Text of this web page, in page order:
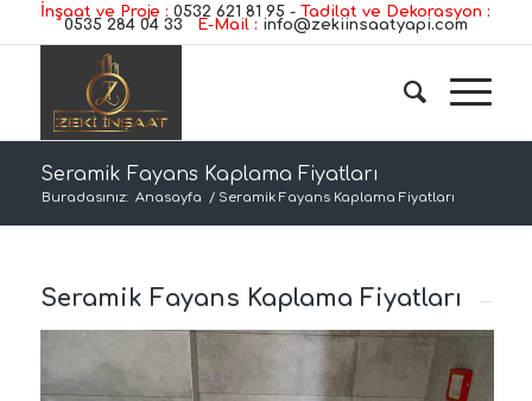
İnşaat ve Proje : 0532 621 81 95 - Tadilat ve Dekorasyon :
0535 284 04 33 E-Mail : info@zekiinsaatyapi.com
Seramik Fayans Kaplama Fiyatları
Buradasınız: Anasayfa / Seramik Fayans Kaplama Fiyatları
Seramik Fayans Kaplama Fiyatları